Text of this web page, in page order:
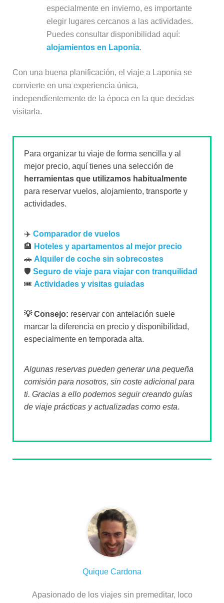
especialmente en invierno, es importante
elegir lugares cercanos a las actividades.
Puedes consultar disponibilidad aquí:
alojamientos en Laponia.
Con una buena planificación, el viaje a Laponia se
convierte en una experiencia única,
independientemente de la época en la que decidas
visitarla.
Para organizar tu viaje de forma sencilla y al
mejor precio, aquí tienes una selección de
herramientas que utilizamos habitualmente
para reservar vuelos, alojamiento, transporte y
actividades.
✈️ Comparador de vuelos
🏨 Hoteles y apartamentos al mejor precio
🚗 Alquiler de coche sin sobrecostes
🛡️ Seguro de viaje para viajar con tranquilidad
🎟️ Actividades y visitas guiadas
💡 Consejo: reservar con antelación suele
marcar la diferencia en precio y disponibilidad,
especialmente en temporada alta.
Algunas reservas pueden generar una pequeña
comisión para nosotros, sin coste adicional para
ti. Gracias a ello podemos seguir creando guías
de viaje prácticas y actualizadas como esta.
Quique Cardona
Apasionado de los viajes sin premeditar, loco